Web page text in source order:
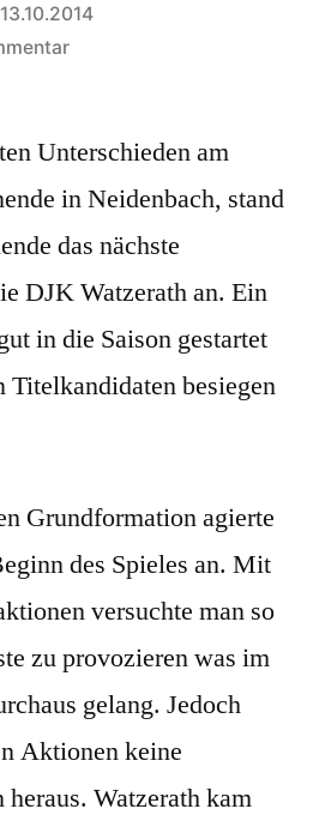
13.10.2014
zu
mit
Unentschieden
Unterschieden am
in Neidenbach, stand
das nächste
DJK Watzerath an. Ein
in die Saison gestartet
Titelkandidaten besiegen
Grundformation agierte
des Spieles an. Mit
versuchte man so
zu provozieren was im
gelang. Jedoch
Aktionen keine
heraus. Watzerath kam